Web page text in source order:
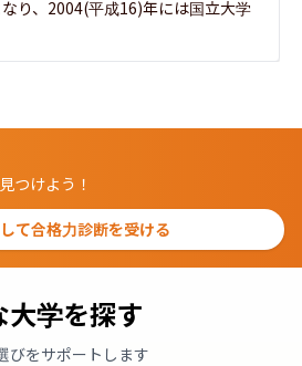
り、2004(平成16)年には国立大学
つけよう！
て合格力診断を受ける
学を探す
びをサポートします